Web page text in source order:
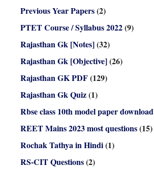
Previous Year Papers(2)
PTET Course / Syllabus 2022(9)
Rajasthan Gk [Notes](32)
Rajasthan Gk [Objective](26)
Rajasthan GK PDF(129)
Rajasthan Gk Quiz(1)
Rbse class 10th model paper download
REET Mains 2023 most questions(15)
Rochak Tathya in Hindi(1)
RS-CIT Questions(2)